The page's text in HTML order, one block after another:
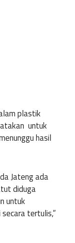
plastik
untuk
hasil
Jateng ada
diduga
untuk
tertulis,”